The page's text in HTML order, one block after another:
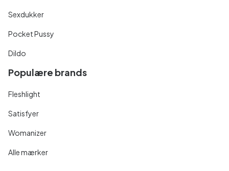
Sexdukker
Pocket Pussy
Dildo
Populære brands
Fleshlight
Satisfyer
Womanizer
Alle mærker